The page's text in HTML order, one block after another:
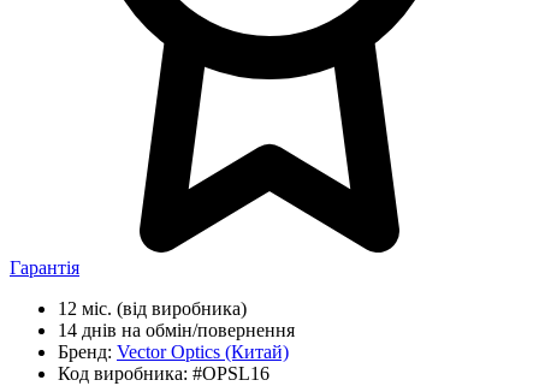
Гарантія
12 міс. (від виробника)
14 днів на обмін/повернення
Бренд: Vector Optics (Китай)
Код виробника: #OPSL16